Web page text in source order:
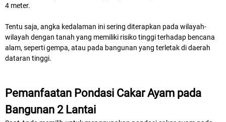
4 meter.
Tentu saja, angka kedalaman ini sering diterapkan pada wilayah-
wilayah dengan tanah yang memiliki risiko tinggi terhadap bencana
alam, seperti gempa, atau pada bangunan yang terletak di daerah
dataran tinggi.
Pemanfaatan Pondasi Cakar Ayam pada
Bangunan 2 Lantai